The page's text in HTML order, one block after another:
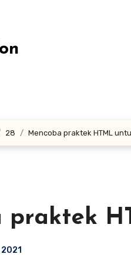
28 Mencoba praktek HTML
praktek